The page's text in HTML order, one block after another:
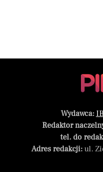
Wydawca:
Redaktor
tel. do
Adres redakcji:ul.